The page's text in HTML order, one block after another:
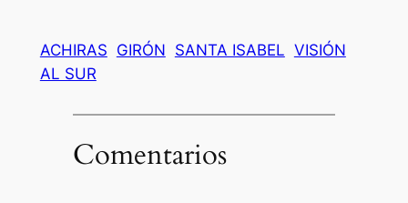
ACHIRAS GIRÓN SANTA ISABEL VISIÓN
AL SUR
Comentarios